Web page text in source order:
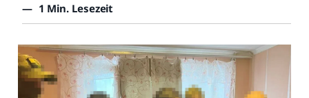
— 1 Min. Lesezeit